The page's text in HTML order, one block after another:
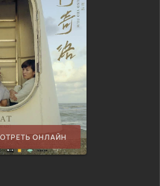
ОНЛАЙН